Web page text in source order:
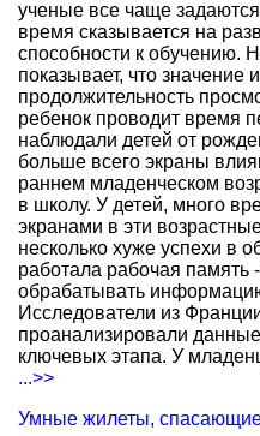
ученые все чаще
время сказывается на
способности к обучению.
показывает, что значение
продолжительность
ребенок проводит время
наблюдали детей от
больше всего экраны
раннем младенческом
в школу. У детей, много
экранами в эти
несколько хуже успехи в
работала рабочая память
обрабатывать
Исследователи из
проанализировали
ключевых этапа. У
...>>
Умные жилеты,